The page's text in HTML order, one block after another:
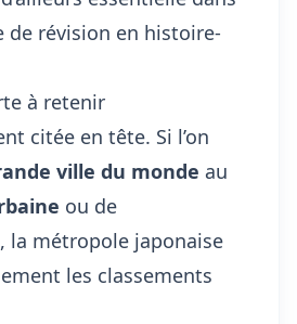
de révision en histoire-
à retenir
citée en tête. Si l’on
ville du monde au
ou de
la métropole japonaise
les classements